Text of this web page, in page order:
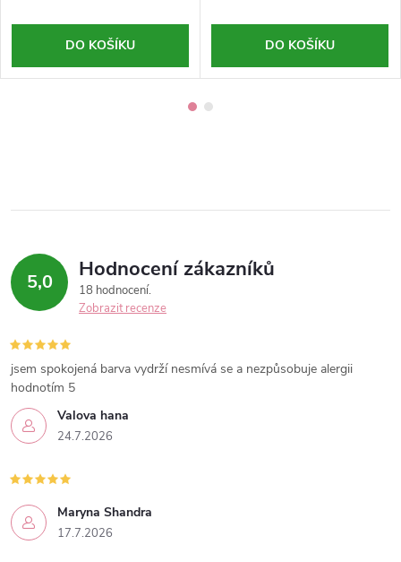
DO KOŠÍKU DO KOŠÍKU
5,0 Hodnocení zákazníků
18 hodnocení
Zobrazit recenze
Valova hana
24.7.2026
jsem spokojená barva vydrží nesmívá se a nezpůsobuje alergii
hodnotím 5
Maryna Shandra
17.7.2026